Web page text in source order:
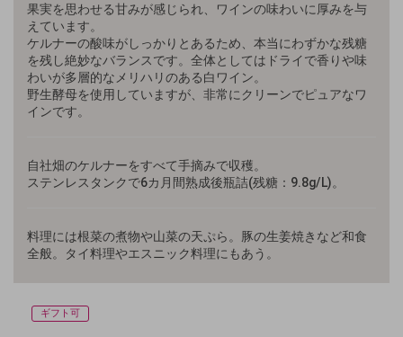
果実を思わせる甘みが感じられ、ワインの味わいに厚みを与
えています。
ケルナーの酸味がしっかりとあるため、本当にわずかな残糖
を残し絶妙なバランスです。全体としてはドライで香りや味
わいが多層的なメリハリのある白ワイン。
野生酵母を使用していますが、非常にクリーンでピュアなワ
インです。
自社畑のケルナーをすべて手摘みで収穫。
ステンレスタンクで6カ月間熟成後瓶詰(残糖：9.8g/L)。
料理には根菜の煮物や山菜の天ぷら。豚の生姜焼きなど和食
全般。タイ料理やエスニック料理にもあう。
ギフト可